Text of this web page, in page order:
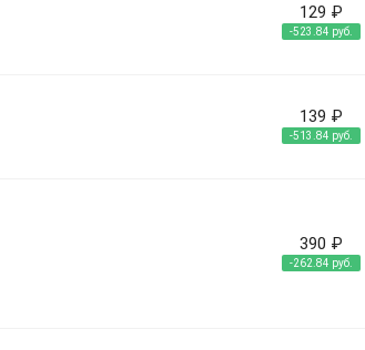
129 ₽
-523.84 руб.
139 ₽
-513.84 руб.
390 ₽
-262.84 руб.